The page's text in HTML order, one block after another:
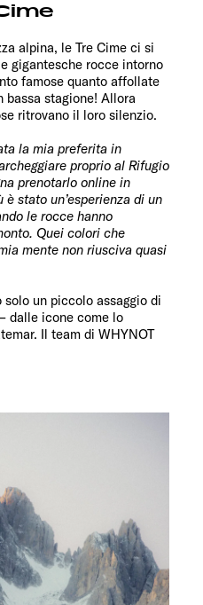
alpina, le Tre Cime ci si
gigantesche rocce intorno
famose quanto affollate
bassa stagione! Allora
ritrovano il loro silenzio.
la mia preferita in
proprio al Rifugio
prenotarlo online in
stato un’esperienza di un
le rocce hanno
Quei colori che
mente non riusciva quasi
un piccolo assaggio di
dalle icone come lo
Il team di WHYNOT